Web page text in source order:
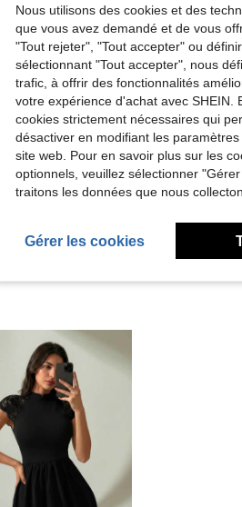
Voir Plus D'avis
Nous utilisons des cookies et des
que vous avez demandé et de vous
"Tout rejeter", "Tout accepter" ou
sélectionnant "Tout accepter", nous
trafic, à offrir des fonctionnalités
votre expérience d'achat avec SHEIN.
cookies strictement nécessaires qui
désactiver en modifiant les
site web. Pour en savoir plus sur les
optionnels, veuillez sélectionner
traitons les données que nous
Gérer les cookies